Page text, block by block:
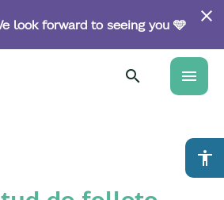
look forward to seeing you 🩵
menu
accessibility